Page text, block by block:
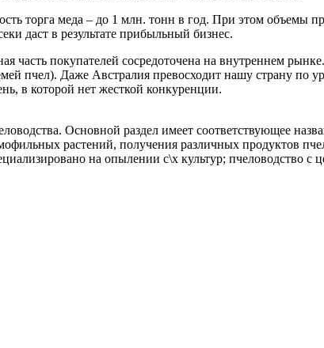
торга меда – до 1 млн. тонн в год. При этом объемы
даст в результате прибыльный бизнес.
часть покупателей сосредоточена на внутреннем
пчел). Даже Австралия превосходит нашу страну по
в которой нет жесткой конкуренции.
Основной раздел имеет соответствующее
растений, получения различных продуктов
на опылении с\х культур; пчеловодство с